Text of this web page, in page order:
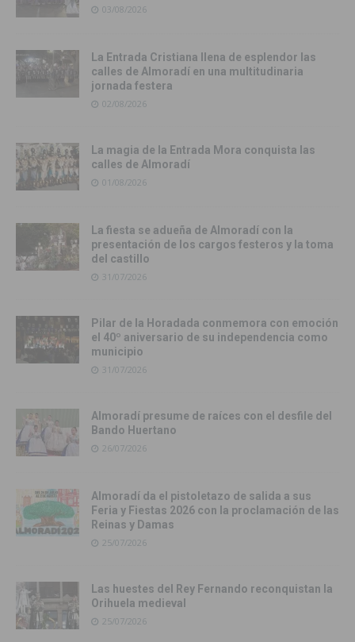
03/08/2026
La Entrada Cristiana llena de esplendor las
calles de Almoradí en una multitudinaria
jornada festera
02/08/2026
La magia de la Entrada Mora conquista las
calles de Almoradí
01/08/2026
La fiesta se adueña de Almoradí con la
presentación de los cargos festeros y la toma
del castillo
31/07/2026
Pilar de la Horadada conmemora con emoción
el 40º aniversario de su independencia como
municipio
31/07/2026
Almoradí presume de raíces con el desfile del
Bando Huertano
26/07/2026
Almoradí da el pistoletazo de salida a sus
Feria y Fiestas 2026 con la proclamación de las
Reinas y Damas
25/07/2026
Las huestes del Rey Fernando reconquistan la
Orihuela medieval
25/07/2026